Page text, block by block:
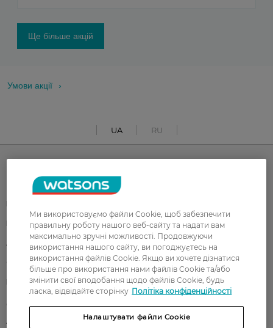
Ще більше акцій
Умови акції
UA RU
Каталог
Парфуми Здоров'я
Акції
Обличчя Тіло
Подарунки Діти
Аксесуари Дерматокосметика
Ми використовуємо файли Cookie, щоб забезпечити
правильну роботу нашого веб-сайту та надати вам
максимально зручні можливості. Продовжуючи
використання нашого сайту, ви погоджуєтесь на
використання файлів Cookie. Якщо ви хочете дізнатися
більше про використання нами файлів Cookie та/або
змінити свої вподобання щодо файлів Cookie, будь
ласка, відвідайте сторінку Політіка конфіденційності
Налаштувати файли Cookie